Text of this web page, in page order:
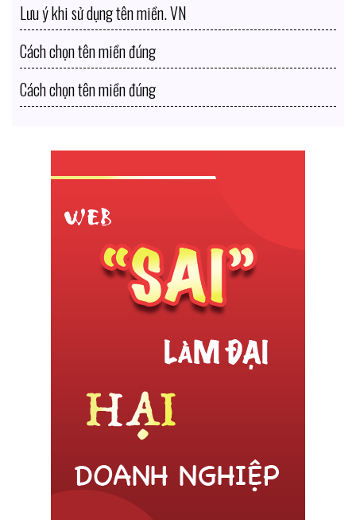
Lưu ý khi sử dụng tên miền. VN
Cách chọn tên miền đúng
Cách chọn tên miền đúng